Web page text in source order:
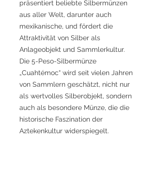
präsentiert beliebte Silbermünzen
aus aller Welt, darunter auch
mexikanische, und fördert die
Attraktivität von Silber als
Anlageobjekt und Sammlerkultur.
Die 5-Peso-Silbermünze
„Cuahtémoc“ wird seit vielen Jahren
von Sammlern geschätzt, nicht nur
als wertvolles Silberobjekt, sondern
auch als besondere Münze, die die
historische Faszination der
Aztekenkultur widerspiegelt.